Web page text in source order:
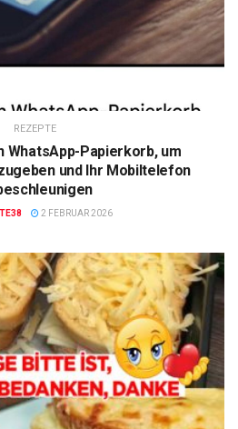
REZEPTE
WhatsApp-Papierkorb, um
und Ihr Mobiltelefon
2 FEBRUAR 2026